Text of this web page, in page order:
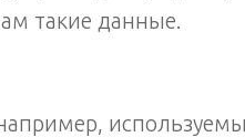
такие данные.